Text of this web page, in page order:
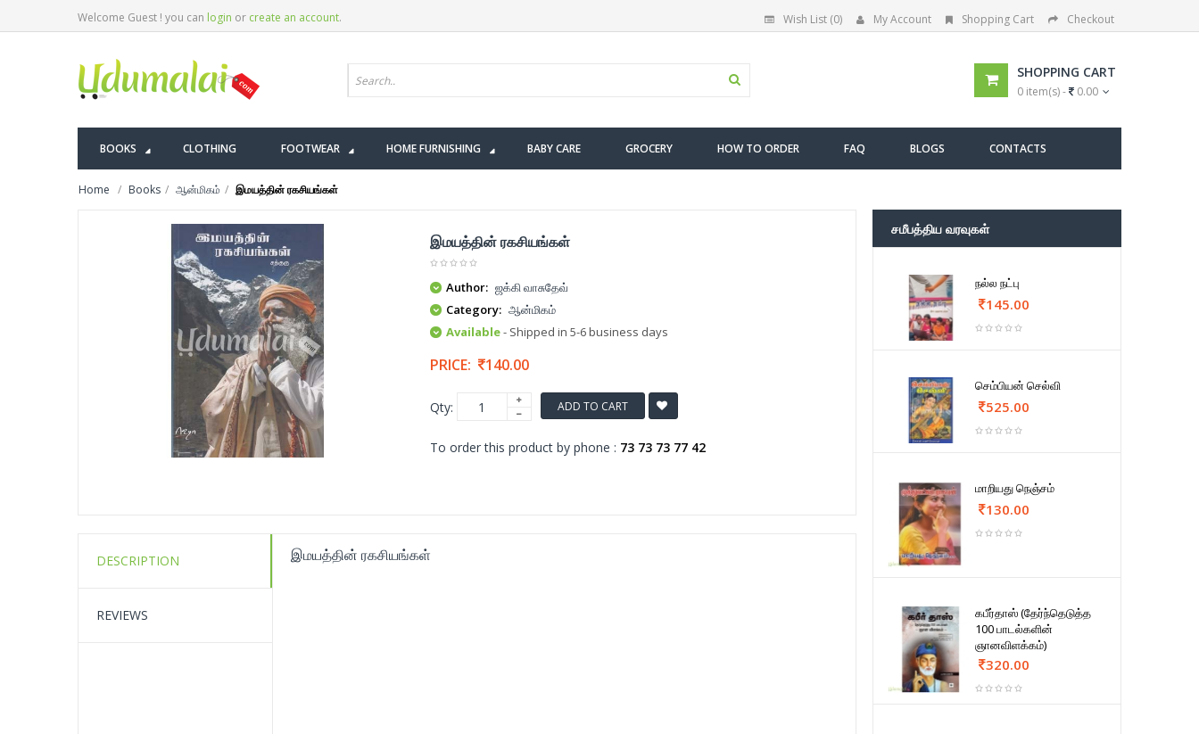
Welcome Guest ! you can login or create an account. Wish List (0) My Account Shopping Cart Checkout
SHOPPING CART
0 item(s) - 0.00
BOOKS CLOTHING FOOTWEAR HOME FURNISHING BABY CARE GROCERY HOW TO ORDER FAQ BLOGS CONTACTS
Home Books ஆன்மிகம் இமயத்தின் ரகசியங்கள்
இமயத்தின் ரகசியங்கள்
Author: ஜக்கி வாசுதேவ்
Category: ஆன்மிகம்
Available- Shipped in 5-6 business days
PRICE: 140.00
Qty: ADD TO CART
To order this product by phone : 73 73 73 77 42
DESCRIPTION
REVIEWS
இமயத்தின் ரகசியங்கள்
சமீபத்திய வரவுகள்
நல்ல நட்பு
145.00
செம்பியன் செல்வி
525.00
மாறியது நெஞ்சம்
130.00
கபீர்தாஸ் (தேர்ந்தெடுத்த
100 பாடல்களின்
ஞானவிளக்கம்)
320.00